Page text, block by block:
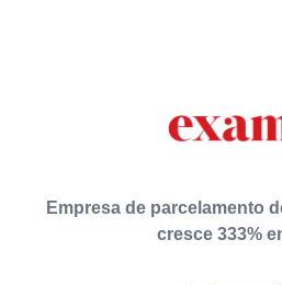
Empresa de parcelamento
cresce 333%